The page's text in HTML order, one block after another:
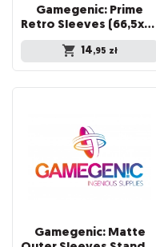
Gamegenic: Prime
Retro Sleeves (66,5x94 mm) 50 sztuk, Clear
14,95 zł
Gamegenic: Matte